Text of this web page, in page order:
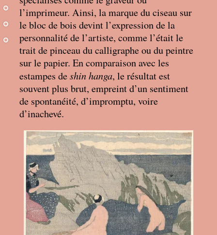
l’imprimeur. Ainsi, la marque du ciseau sur
le bloc de bois devint l’expression de la
personnalité de l’artiste, comme l’était le
trait de pinceau du calligraphe ou du peintre
sur le papier. En comparaison avec les
estampes deshin hanga, le résultat est
souvent plus brut, empreint d’un sentiment
de spontanéité, d’impromptu, voire
d’inachevé.